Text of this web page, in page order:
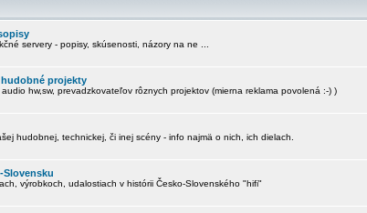
servery - popisy, skúsenosti, názory na ne ...
projekty
hw,sw, prevadzkovateľov rôznych projektov (mierna reklama povolená :-) )
hudobnej, technickej, či inej scény - info najmä o nich, ich dielach.
Slovensku
výrobkoch, udalostiach v histórii Česko-Slovenského "hifi"